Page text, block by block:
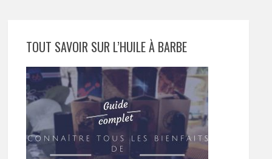
TOUT SAVOIR SUR L’HUILE À BARBE